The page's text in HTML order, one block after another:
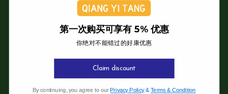
强益堂全息中医诊所
强益堂全息中医诊所(槟岛)
04-2832108
第一次购买可享有 5% 优惠
你绝对不能错过的好康优惠
Claim discount
By continuing, you agree to our Privacy Policy&Terms & Condition